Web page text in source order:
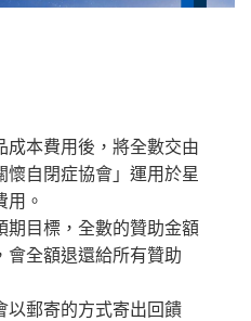
成本費用後，將全數交由
懷自閉症協會」運用於星
用。
期目標，全數的贊助金額
會全額退還給所有贊助
以郵寄的方式寄出回饋